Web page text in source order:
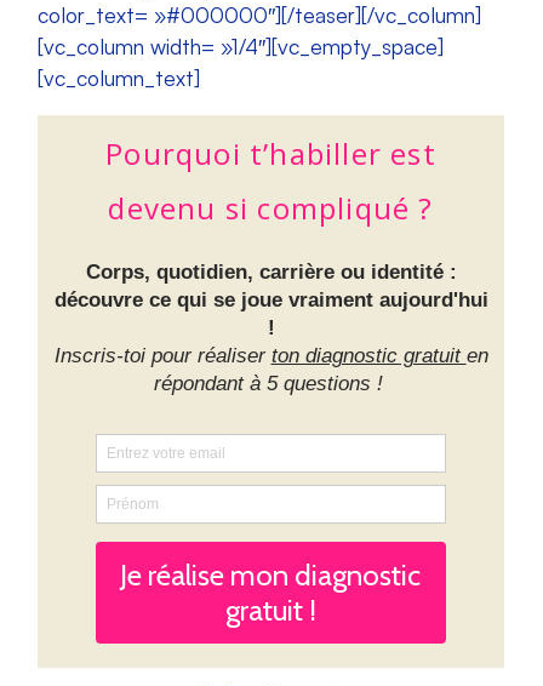
color_text= »#000000″][/teaser][/vc_column]
[vc_column width= »1/4″][vc_empty_space]
[vc_column_text]